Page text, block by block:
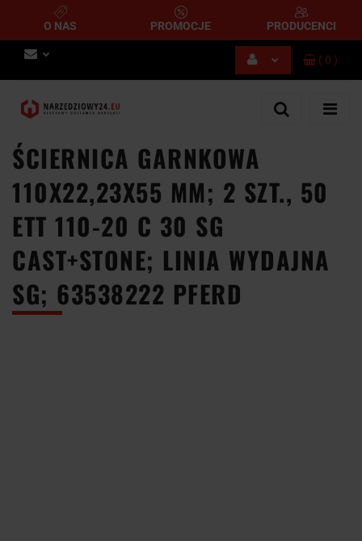
O NAS PROMOCJE PRODUCENCI
( 0 )
ŚCIERNICA GARNKOWA
110X22,23X55 MM; 2 SZT., 50
ETT 110-20 C 30 SG
CAST+STONE; LINIA WYDAJNA
SG; 63538222 PFERD